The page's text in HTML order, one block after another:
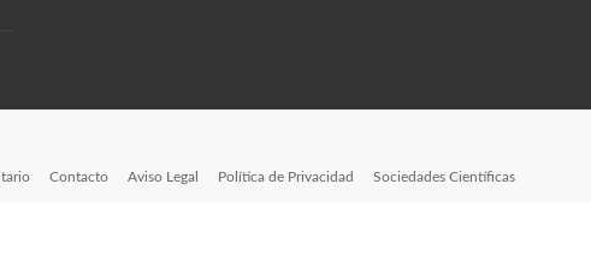
Contacto Aviso Legal Política de Privacidad Sociedades Científicas